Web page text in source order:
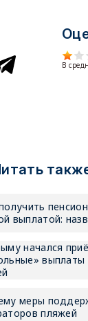
В
выплатой:
начался
меры
пляжей